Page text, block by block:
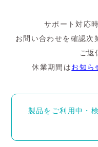
サポート対応
お問い合わせを確認次
ご返
休業期間はお知ら
製品をご利用中・